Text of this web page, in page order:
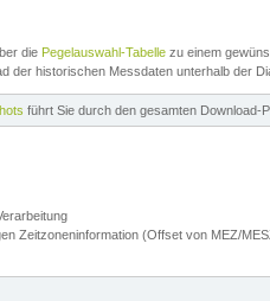
die Pegelauswahl-Tabelle zu einem
der historischen Messdaten unterhalb der
führt Sie durch den gesamten Download-
Zeitzoneninformation (Offset von MEZ/